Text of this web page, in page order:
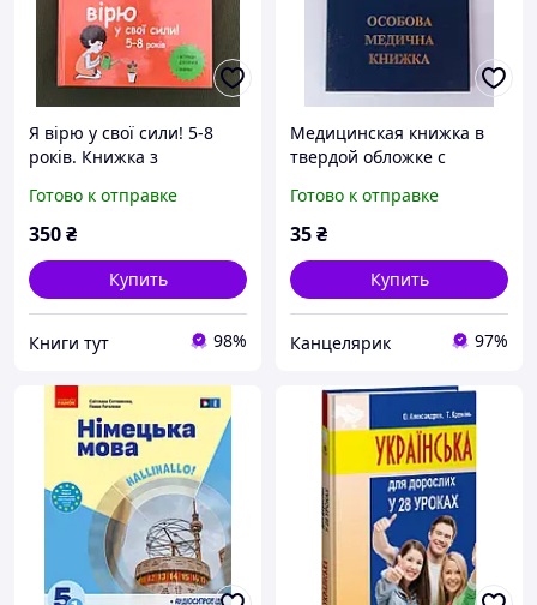
Я вірю у свої сили! 5-8
років. Книжка з
Ріфоло, Ізабель Фільоза,
Шанталь Ройзман
Готово к отправке
350₴
Купить
Книги тут 98%
Медицинская книжка в
твердой обложке с
Готово к отправке
35₴
Купить
Канцелярик 97%